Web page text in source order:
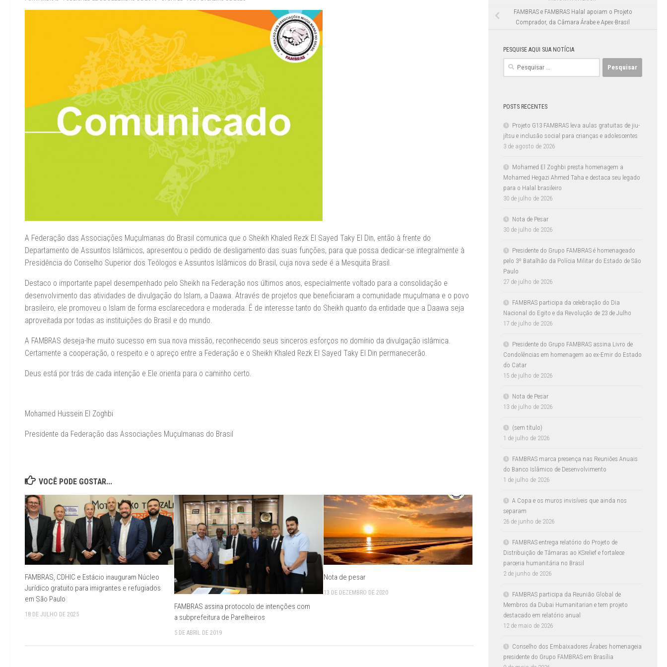
A Federação das Associações Muçulmanas do Brasil comunica que o Sheikh Khaled Rezk El Sayed Taky El Din, então à frente do
Departamento de Assuntos Islâmicos, apresentou o pedido de desligamento das suas funções, para que possa dedicar-se integralmente à
Presidência do Conselho Superior dos Teólogos e Assuntos Islâmicos do Brasil, cuja nova sede é a Mesquita Brasil.
Destaco o importante papel desempenhado pelo Sheikh na Federação nos últimos anos, especialmente voltado para a consolidação e
desenvolvimento das atividades de divulgação do Islam, a Daawa. Através de projetos que beneficiaram a comunidade muçulmana e o povo
brasileiro, ele promoveu o Islam de forma esclarecedora e moderada. É de interesse tanto do Sheikh quanto da entidade que a Daawa seja
aproveitada por todas as instituições do Brasil e do mundo.
A FAMBRAS deseja-lhe muito sucesso em sua nova missão, reconhecendo seus sinceros esforços no domínio da divulgação islâmica.
Certamente a cooperação, o respeito e o apreço entre a Federação e o Sheikh Khaled Rezk El Sayed Taky El Din permanecerão.
Deus está por trás de cada intenção e Ele orienta para o caminho certo.
Mohamed Hussein El Zoghbi
Presidente da Federação das Associações Muçulmanas do Brasil
VOCÊ PODE GOSTAR...
FAMBRAS, CDHIC e Estácio inauguram Núcleo
Jurídico gratuito para imigrantes e refugiados
em São Paulo
18 DE JULHO DE 2025
FAMBRAS assina protocolo de intenções com
a subprefeitura de Parelheiros
5 DE ABRIL DE 2019
Nota de pesar
13 DE DEZEMBRO DE 2020
FAMBRAS e FAMBRAS Halal apoiam o Projeto
Comprador, da Câmara Árabe e Apex-Brasil
PESQUISE AQUI SUA NOTÍCIA
Pesquisar
POSTS RECENTES
Projeto G13 FAMBRAS leva aulas gratuitas de jiu-
jítsu e inclusão social para crianças e adolescentes
3 de agosto de 2026
Mohamed El Zoghbi presta homenagem a
Mohamed Hegazi Ahmed Taha e destaca seu legado
para o Halal brasileiro
30 de julho de 2026
Nota de Pesar
30 de julho de 2026
Presidente do Grupo FAMBRAS é homenageado
pelo 3º Batalhão da Polícia Militar do Estado de São
Paulo
27 de julho de 2026
FAMBRAS participa da celebração do Dia
Nacional do Egito e da Revolução de 23 de Julho
17 de julho de 2026
Presidente do Grupo FAMBRAS assina Livro de
Condolências em homenagem ao ex-Emir do Estado
do Catar
15 de julho de 2026
Nota de Pesar
13 de julho de 2026
(sem título)
1 de julho de 2026
FAMBRAS marca presença nas Reuniões Anuais
do Banco Islâmico de Desenvolvimento
1 de julho de 2026
A Copa e os muros invisíveis que ainda nos
separam
26 de junho de 2026
FAMBRAS entrega relatório do Projeto de
Distribuição de Tâmaras ao KSrelief e fortalece
parceria humanitária no Brasil
2 de junho de 2026
FAMBRAS participa da Reunião Global de
Membros da Dubai Humanitarian e tem projeto
destacado em relatório anual
12 de maio de 2026
Conselho dos Embaixadores Árabes homenageia
presidente do Grupo FAMBRAS em Brasília